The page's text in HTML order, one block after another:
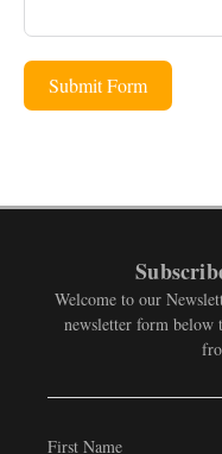
Submit Form
Welcome to our
newsletter form below
First Name